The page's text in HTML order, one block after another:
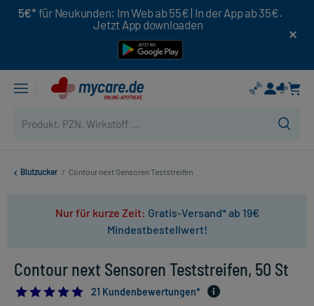
5€* für Neukunden: Im Web ab 55€ | In der App ab 35€.
Jetzt App downloaden
Blutzucker / Contour next Sensoren Teststreifen
Nur für kurze Zeit: Gratis-Versand* ab 19€
Mindestbestellwert!
Contour next Sensoren Teststreifen, 50 St
4.9523809523809526
21 Kundenbewertungen*